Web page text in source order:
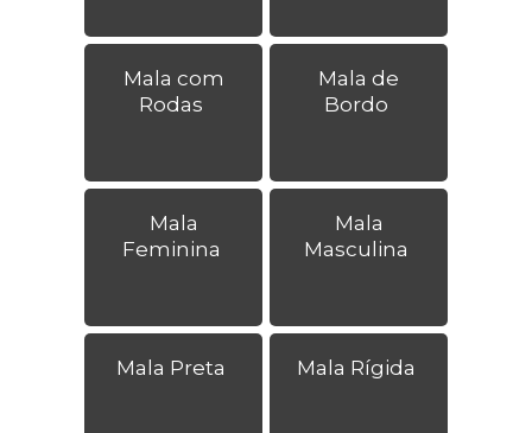
Mala com
Rodas
Mala de
Bordo
Mala
Feminina
Mala
Masculina
Mala Preta Mala Rígida